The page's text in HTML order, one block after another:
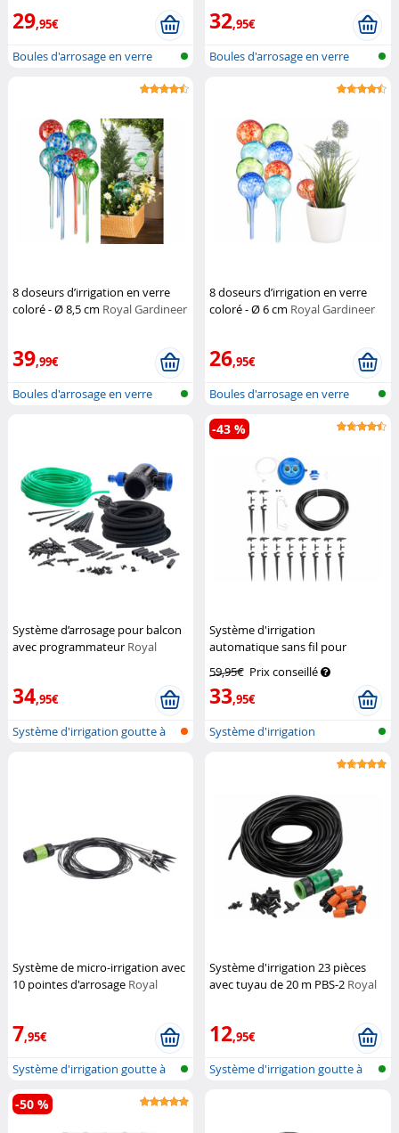
29,95€
Boules d'arrosage en verre
32,95€
Boules d'arrosage en verre
8 doseurs d’irrigation en verre
coloré - Ø 8,5 cm Royal Gardineer
39,99€
Boules d'arrosage en verre
8 doseurs d’irrigation en verre
coloré - Ø 6 cm Royal Gardineer
26,95€
Boules d'arrosage en verre
Système d’arrosage pour balcon
avec programmateur Royal
34,95€
Système d'irrigation goutte à
Système d'irrigation
automatique sans fil pour
plantes d'intérieurRoyal
Gardineer
59,95€ Prix conseillé
33,95€
-43 %
Système d'irrigation
Système de micro-irrigation avec
10 pointes d'arrosage Royal
7,95€
Système d'irrigation goutte à
goutt...
Système d'irrigation 23 pièces
avec tuyau de 20 m PBS-2 Royal
12,95€
Système d'irrigation goutte à
-50 %